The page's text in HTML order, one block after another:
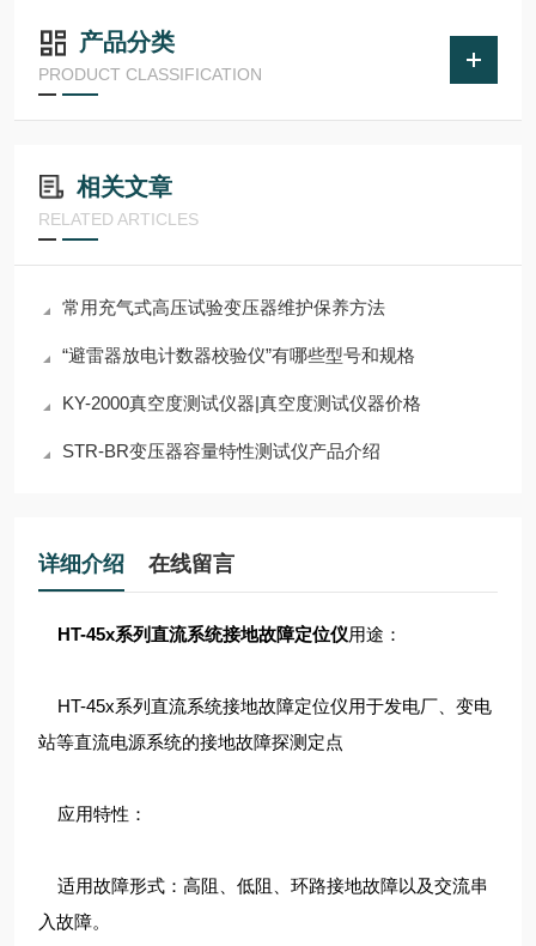
产品分类
PRODUCT CLASSIFICATION
相关文章
RELATED ARTICLES
常用充气式高压试验变压器维护保养方法
“避雷器放电计数器校验仪”有哪些型号和规格
KY-2000真空度测试仪器|真空度测试仪器价格
STR-BR变压器容量特性测试仪产品介绍
详细介绍 在线留言
HT-45x系列直流系统接地故障定位仪用途：
HT-45x系列直流系统接地故障定位仪用于发电厂、变电
站等直流电源系统的接地故障探测定点
应用特性：
适用故障形式：高阻、低阻、环路接地故障以及交流串
入故障。